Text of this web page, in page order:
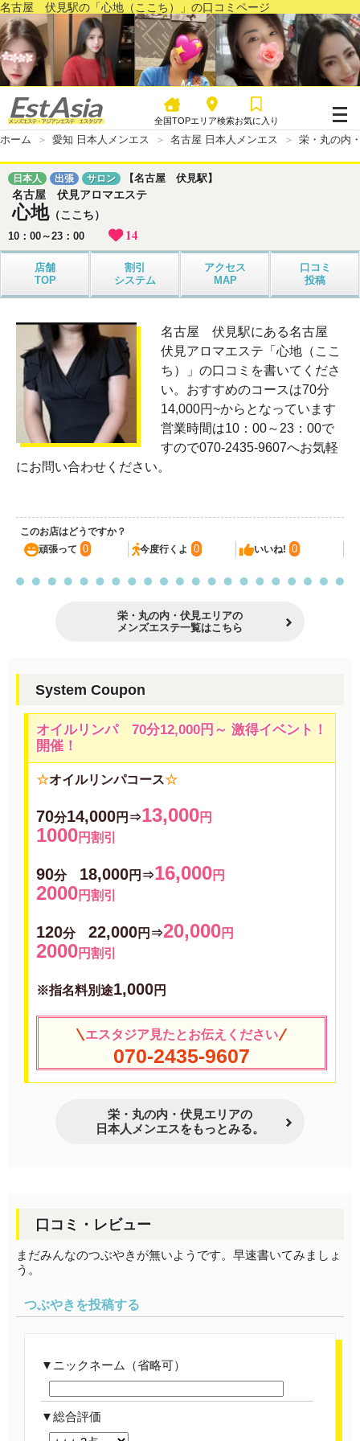
名古屋 伏見駅の「心地（ここち）」の口コミページ
全国TOPエリア検索お気に入り
ホーム 愛知 日本人メンエス 名古屋 日本人メンエス 栄・丸の内
日本人 出張 サロン 【名古屋 伏見駅】
名古屋 伏見アロマエステ
心地（ここち）
10：00～23：00 14
店舗
TOP
割引
システム
アクセス
MAP
口コミ
投稿
名古屋 伏見駅にある名古屋
伏見アロマエステ「心地（ここ
ち）」の口コミを書いてくださ
い。おすすめのコースは70分
14,000円~からとなっています
営業時間は10：00～23：00で
すので070-2435-9607へお気軽
にお問い合わせください。
このお店はどうですか？
頑張って 0 今度行くよ 0 いいね! 0
栄・丸の内・伏見エリアの
メンズエステ一覧はこちら
System Coupon
オイルリンパ 70分12,000円～ 激得イベント！
開催！
☆オイルリンパコース☆
70分14,000円⇒13,000円
1000円割引
90分 18,000円⇒16,000円
2000円割引
120分 22,000円⇒20,000円
2000円割引
※指名料別途1,000円
エスタジア見たとお伝えください
070-2435-9607
栄・丸の内・伏見エリアの
日本人メンエスをもっとみる。
口コミ・レビュー
まだみんなのつぶやきが無いようです。早速書いてみましょ
う。
つぶやきを投稿する
ニックネーム（省略可）
総合評価